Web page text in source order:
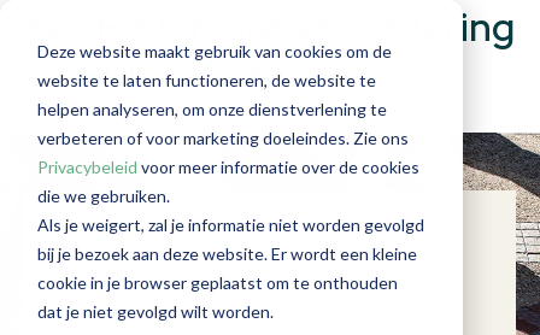
Deze website maakt gebruik van cookies om de
website te laten functioneren, de website te
helpen analyseren, om onze dienstverlening te
verbeteren of voor marketing doeleindes. Zie ons
Privacybeleid voor meer informatie over de cookies
die we gebruiken.
Als je weigert, zal je informatie niet worden gevolgd
bij je bezoek aan deze website. Er wordt een kleine
cookie in je browser geplaatst om te onthouden
dat je niet gevolgd wilt worden.
FATF-plenaire vergadering
van juni 2026
Samenvatting
Tijdens haar plenaire vergadering in juni 2026
nam de FATF besluiten over de aanscherping